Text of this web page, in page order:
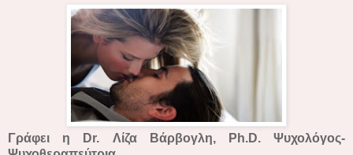
Γράφει η Dr. Λίζα Βάρβογλη, Ph.D. Ψυχολόγος-